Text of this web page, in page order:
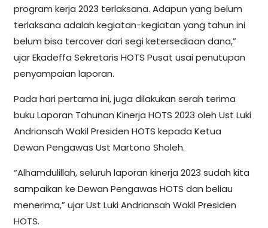
program kerja 2023 terlaksana. Adapun yang belum
terlaksana adalah kegiatan-kegiatan yang tahun ini
belum bisa tercover dari segi ketersediaan dana,”
ujar Ekadeffa Sekretaris HOTS Pusat usai penutupan
penyampaian laporan.
Pada hari pertama ini, juga dilakukan serah terima
buku Laporan Tahunan Kinerja HOTS 2023 oleh Ust Luki
Andriansah Wakil Presiden HOTS kepada Ketua
Dewan Pengawas Ust Martono Sholeh.
“Alhamdulillah, seluruh laporan kinerja 2023 sudah kita
sampaikan ke Dewan Pengawas HOTS dan beliau
menerima,” ujar Ust Luki Andriansah Wakil Presiden
HOTS.